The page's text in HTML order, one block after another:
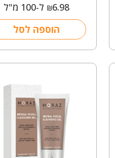
₪6.98 ל-100 מ"ל
הוספה לסל